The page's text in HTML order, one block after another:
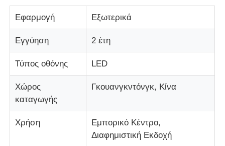
Προϊόντα
Σχετικά με εμάς
Γύρος εργοστασίων
Επικοινωνήστε μαζί μας
Εφαρμογή Εξωτερικά
Εγγύηση 2 έτη
Τύπος οθόνης LED
Χώρος
καταγωγής
Γκουανγκντόνγκ, Κίνα
Χρήση
Εμπορικό Κέντρο,
Διαφημιστική Εκδοχή